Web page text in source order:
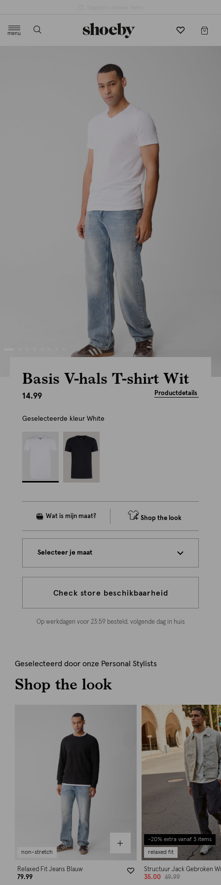
menu
Basis V-hals T-shirt Wit
14.99 Productdetails
Geselecteerde kleur White
Shop the look
Selecteer je maat
Check store beschikbaarheid
Op werkdagen voor 23:59 besteld, volgende dag in huis
Geselecteerd door onze Personal Stylists
Shop the look
non-stretch
Relaxed Fit Jeans Blauw
79.99
-20% extra vanaf 3 items
relaxed fit
Structuur Jack Gebroken
35.00
69.99